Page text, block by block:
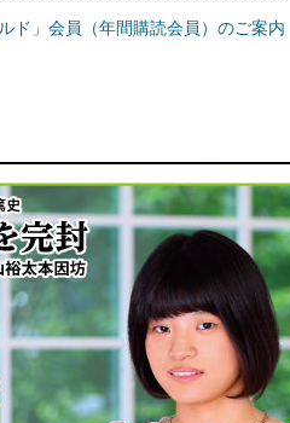
ド」会員（年間購読会員）のご案内